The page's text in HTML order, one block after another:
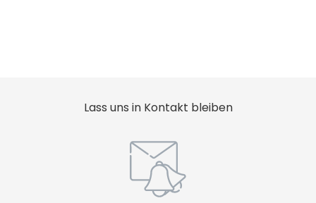
Lass uns in Kontakt bleiben